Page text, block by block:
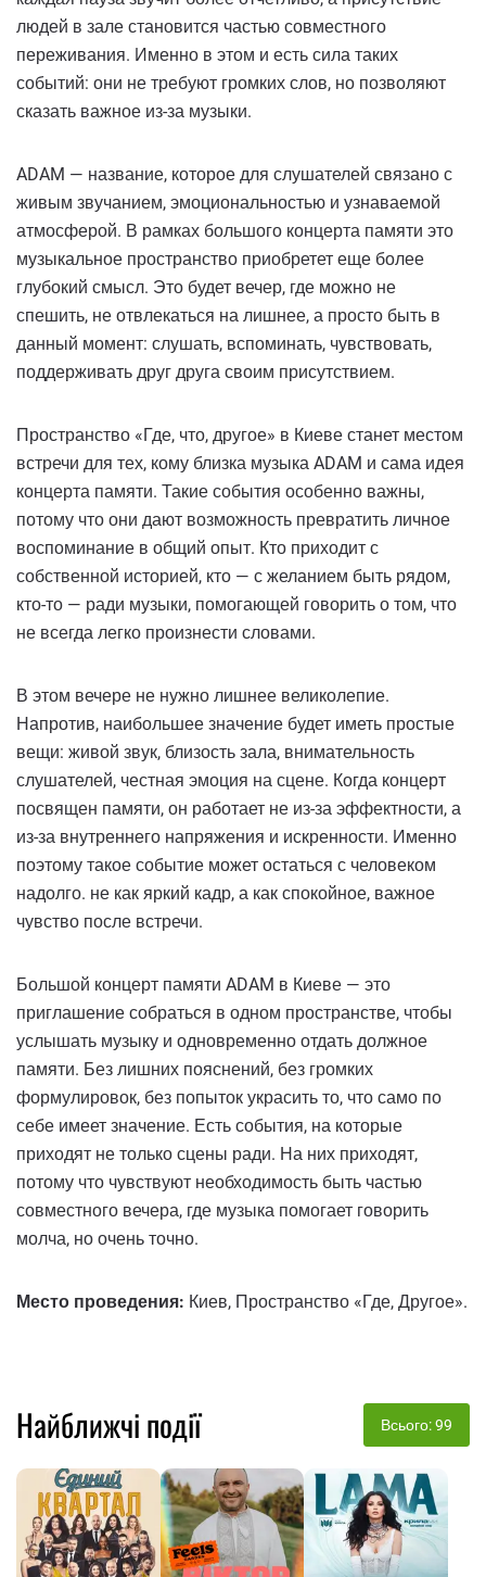
людей в зале становится частью совместного
переживания. Именно в этом и есть сила таких
событий: они не требуют громких слов, но позволяют
сказать важное из-за музыки.
ADAM — название, которое для слушателей связано с
живым звучанием, эмоциональностью и узнаваемой
атмосферой. В рамках большого концерта памяти это
музыкальное пространство приобретет еще более
глубокий смысл. Это будет вечер, где можно не
спешить, не отвлекаться на лишнее, а просто быть в
данный момент: слушать, вспоминать, чувствовать,
поддерживать друг друга своим присутствием.
Пространство «Где, что, другое» в Киеве станет местом
встречи для тех, кому близка музыка ADAM и сама идея
концерта памяти. Такие события особенно важны,
потому что они дают возможность превратить личное
воспоминание в общий опыт. Кто приходит с
собственной историей, кто — с желанием быть рядом,
кто-то — ради музыки, помогающей говорить о том, что
не всегда легко произнести словами.
В этом вечере не нужно лишнее великолепие.
Напротив, наибольшее значение будет иметь простые
вещи: живой звук, близость зала, внимательность
слушателей, честная эмоция на сцене. Когда концерт
посвящен памяти, он работает не из-за эффектности, а
из-за внутреннего напряжения и искренности. Именно
поэтому такое событие может остаться с человеком
надолго. не как яркий кадр, а как спокойное, важное
чувство после встречи.
Большой концерт памяти ADAM в Киеве — это
приглашение собраться в одном пространстве, чтобы
услышать музыку и одновременно отдать должное
памяти. Без лишних пояснений, без громких
формулировок, без попыток украсить то, что само по
себе имеет значение. Есть события, на которые
приходят не только сцены ради. На них приходят,
потому что чувствуют необходимость быть частью
совместного вечера, где музыка помогает говорить
молча, но очень точно.
Место проведения: Киев, Пространство «Где, Другое».
Найближчі події Всього: 99